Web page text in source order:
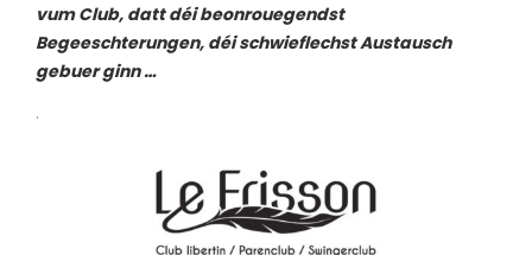
vum Club, datt déi beonrouegendst
Begeeschterungen, déi schwieflechst Austausch
gebuer ginn …
.